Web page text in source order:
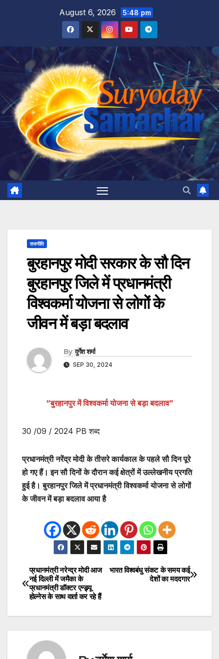
August 6, 2026 5:48 pm
राजनीति
बुरहानपुर मोदी सरकार के सौ दिन
बुरहानपुर जिले में प्रधानमंत्री
विश्वकर्मा योजना से लोगों के
जीवन में बड़ा बदलाव
By दुर्गेश शर्मा
SEP 30, 2024
“बुरहानपुर में विश्वकर्मा योजना से बड़ा बदलाव”
30 /09 / 2024 PB शब्द
प्रधानमंत्री नरेंद्र मोदी के तीसरे कार्यकाल के पहले सौ दिन पूरे
हो गए हैं। इन सौ दिनों के दौरान कई क्षेत्रों में उल्लेखनीय प्रगति
हुई है। बुरहानपुर जिले में प्रधानमंत्री विश्वकर्मा योजना से लोगों
के जीवन में बड़ा बदलाव आया है
Post
navigation
भारत विश्वबंधु संकट के समय कई
देशों का मददगार
प्रधानमंत्री नरेन्‍द्र मोदी आज
नई दिल्‍ली में जमैका के
प्रधानमंत्री डॉक्‍टर एन्‍ड्र्यू
होल्नेस के साथ वार्ता कर रहे हैं